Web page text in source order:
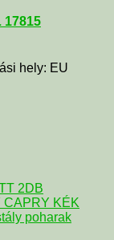
17815
hely: EU
poharak